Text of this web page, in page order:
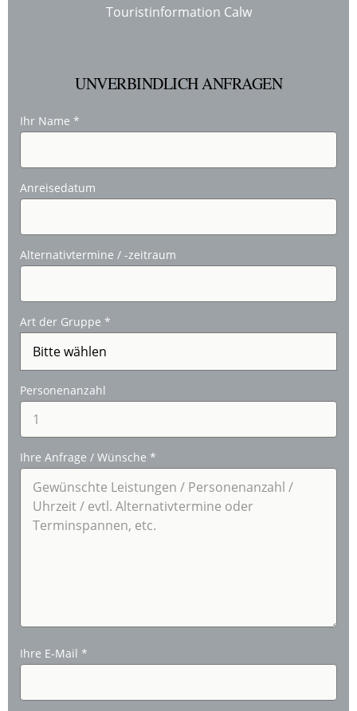
Touristinformation Calw
UNVERBINDLICH ANFRAGEN
Ihr Name *
Anreisedatum
Alternativtermine / -zeitraum
Art der Gruppe *
Personenanzahl
Ihre Anfrage / Wünsche *
Ihre E-Mail *